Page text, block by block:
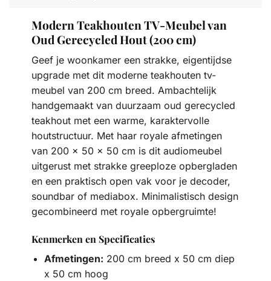
Modern Teakhouten TV-Meubel van
Oud Gerecycled Hout (200 cm)
Geef je woonkamer een strakke, eigentijdse
upgrade met dit moderne teakhouten tv-
meubel van 200 cm breed. Ambachtelijk
handgemaakt van duurzaam oud gerecycled
teakhout met een warme, karaktervolle
houtstructuur. Met haar royale afmetingen
van 200 x 50 x 50 cm is dit audiomeubel
uitgerust met strakke greeploze opbergladen
en een praktisch open vak voor je decoder,
soundbar of mediabox. Minimalistisch design
gecombineerd met royale opbergruimte!
Kenmerken en Specificaties
Afmetingen: 200 cm breed x 50 cm diep
x 50 cm hoog